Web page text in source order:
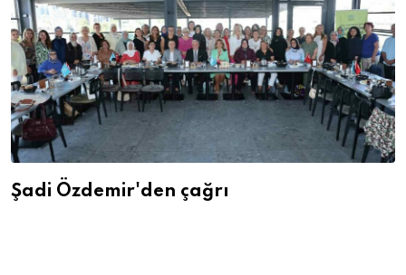
Şadi Özdemir'den çağrı